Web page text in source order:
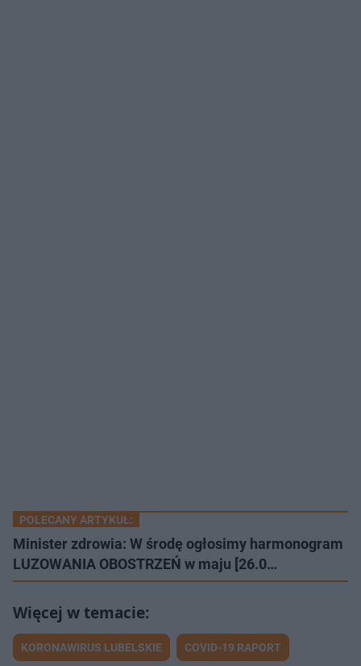
POLECANY ARTYKUŁ:
Minister zdrowia: W środę ogłosimy harmonogram
LUZOWANIA OBOSTRZEŃ w maju [26.0…
KORONAWIRUS LUBELSKIE COVID-19 RAPORT